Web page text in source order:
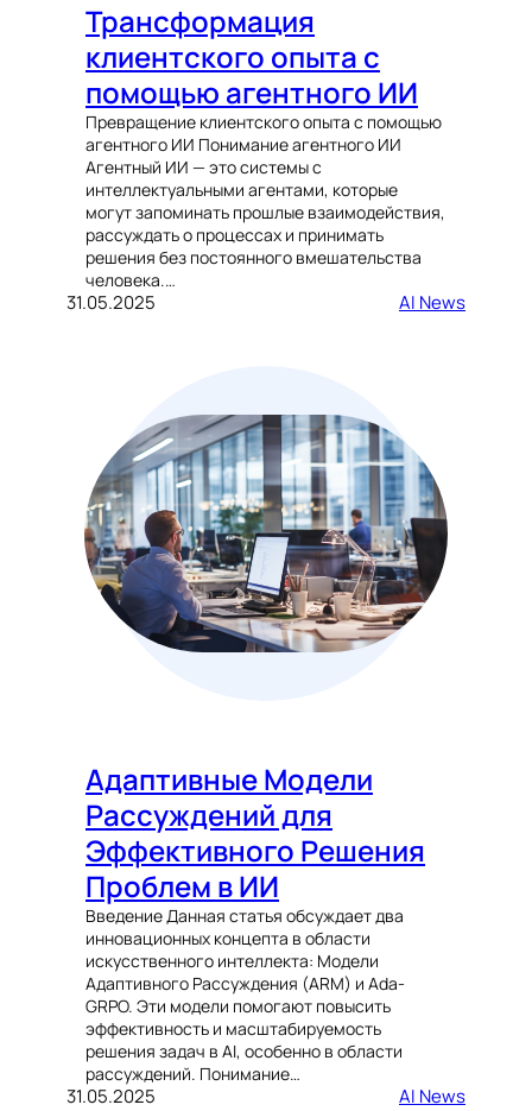
Трансформация
клиентского опыта с
помощью агентного ИИ
Превращение клиентского опыта с помощью
агентного ИИ Понимание агентного ИИ
Агентный ИИ — это системы с
интеллектуальными агентами, которые
могут запоминать прошлые взаимодействия,
рассуждать о процессах и принимать
решения без постоянного вмешательства
человека.…
31.05.2025 AI News
Адаптивные Модели
Рассуждений для
Эффективного Решения
Проблем в ИИ
Введение Данная статья обсуждает два
инновационных концепта в области
искусственного интеллекта: Модели
Адаптивного Рассуждения (ARM) и Ada-
GRPO. Эти модели помогают повысить
эффективность и масштабируемость
решения задач в AI, особенно в области
рассуждений. Понимание…
31.05.2025 AI News